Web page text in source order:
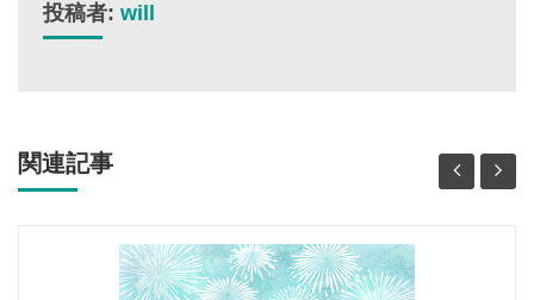
投稿者: will
関連記事